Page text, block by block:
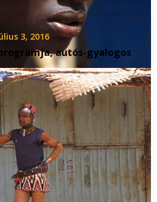
3, 2016
autós-gyalogos
hozzászólás?
közzé. A kötelező mezőket *
jelöltük